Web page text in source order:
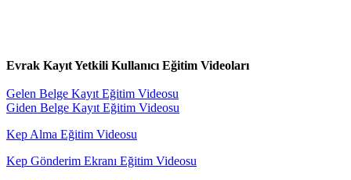
Evrak Kayıt Yetkili Kullanıcı Eğitim Videoları
Gelen Belge Kayıt Eğitim Videosu
Giden Belge Kayıt Eğitim Videosu
Kep Alma Eğitim Videosu
Kep Gönderim Ekranı Eğitim Videosu